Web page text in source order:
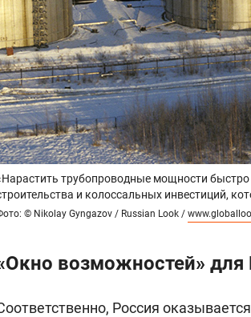
трубопроводные мощности
и колоссальных инвестиций,
© Nikolay Gyngazov / Russian Look /
возможностей»
Россия